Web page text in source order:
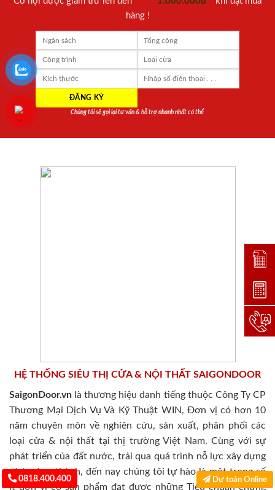
hàng !
Chúng tôi sẽ gọi lại tư vấn & hỗ trợ nhanh nhất có thể
HỆ THỐNG SIÊU THỊ CỬA & NỘI THẤT SAIGONDOOR
SaigonDoor.vn là thương hiệu danh tiếng thuộc Công Ty CP
Thương Mại Dịch Vụ Và Kỹ Thuật WIN, Đơn vị có hơn 10
năm chuyên môn về nghiên cứu, sản xuất, phân phối các
loại cửa & nội thất tại thị trường Việt Nam. Cùng với sự
phát triển của đất nước, trải qua quá trình nỗ lực xây dựng
và trưởng thành, đến nay chúng tôi tự hào là một trong số
ít đơn vị có sản phẩm đạt được những Tiêu chuẩn chứng
0818.400.400 Dự toán Online
Đặt
Dự